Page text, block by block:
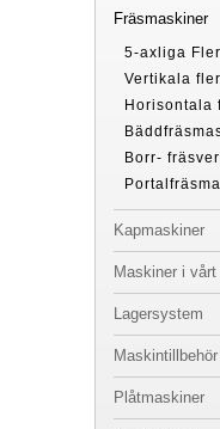
Biglia
Kasto
MTE
Niigata
Övriga
Fräsmaskiner
5-axliga
Vertikala
Horisontala
Borr-
Kapmaskiner
Maskiner i vårt
Lagersystem
Maskintillbehör
Plåtmaskiner